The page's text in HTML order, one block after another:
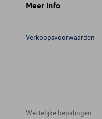
Meer info
Verkoopsvoorwaarden
Wettelijke bepalingen